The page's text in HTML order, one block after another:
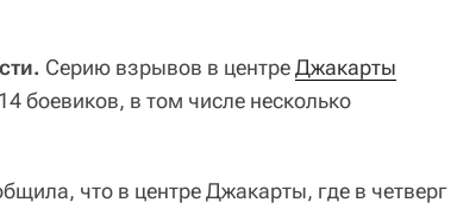
Серию взрывов в центреДжакарты
боевиков, в том числе несколько
что в центре Джакарты, где в четверг